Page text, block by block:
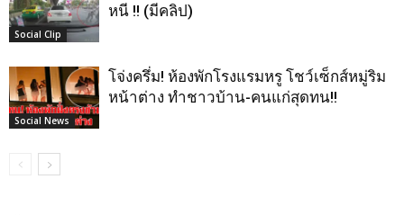
Social Clip
หนี !! (มีคลิป)
Social News
โจ่งครึ่ม! ห้องพักโรงแรมหรู โชว์เซ็กส์หมู่ริม
หน้าต่าง ทำชาวบ้าน-คนแก่สุดทน!!